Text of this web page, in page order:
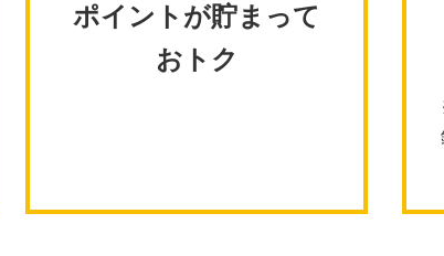
ポイントが貯まって
おトク